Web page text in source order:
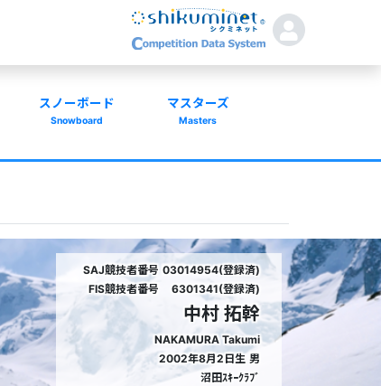
スノーボード
Snowboard
マスターズ
Masters
SAJ競技者番号 03014954(登録済)
FIS競技者番号
6301341(登録済)
中村 拓幹
NAKAMURA Takumi
2002年8月2日生 男
沼田ｽｷｰｸﾗﾌﾞ